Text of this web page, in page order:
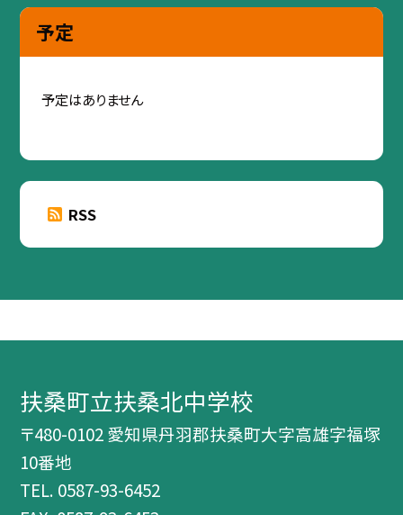
予定
予定はありません
RSS
扶桑町立扶桑北中学校
〒480-0102 愛知県丹羽郡扶桑町大字高雄字福塚
10番地
TEL. 0587-93-6452